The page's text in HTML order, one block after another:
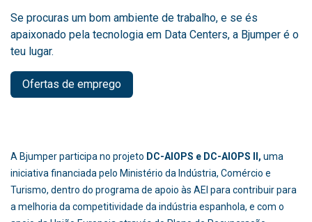
Se procuras um bom ambiente de trabalho, e se és
apaixonado pela tecnologia em Data Centers, a Bjumper é o
teu lugar.
Ofertas de emprego
A Bjumper participa no projeto DC-AIOPS e DC-AIOPS II, uma
iniciativa financiada pelo Ministério da Indústria, Comércio e
Turismo, dentro do programa de apoio às AEI para contribuir para
a melhoria da competitividade da indústria espanhola, e com o